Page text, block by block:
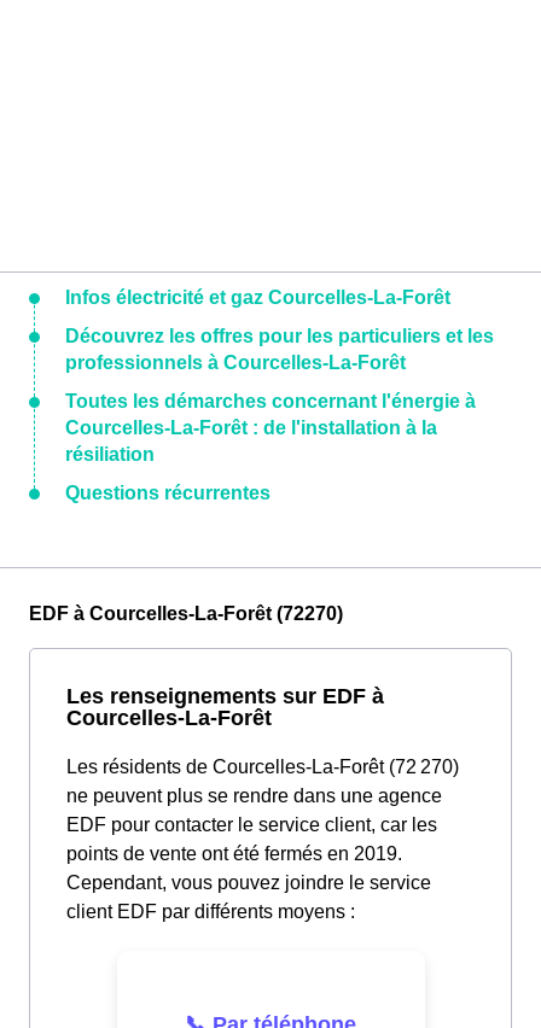
Infos électricité et gaz Courcelles-La-Forêt
Découvrez les offres pour les particuliers et les
professionnels à Courcelles-La-Forêt
Toutes les démarches concernant l'énergie à
Courcelles-La-Forêt : de l'installation à la
résiliation
Questions récurrentes
EDF à Courcelles-La-Forêt (72270)
Les renseignements sur EDF à
Courcelles-La-Forêt
Les résidents de Courcelles-La-Forêt (72 270)
ne peuvent plus se rendre dans une agence
EDF pour contacter le service client, car les
points de vente ont été fermés en 2019.
Cependant, vous pouvez joindre le service
client EDF par différents moyens :